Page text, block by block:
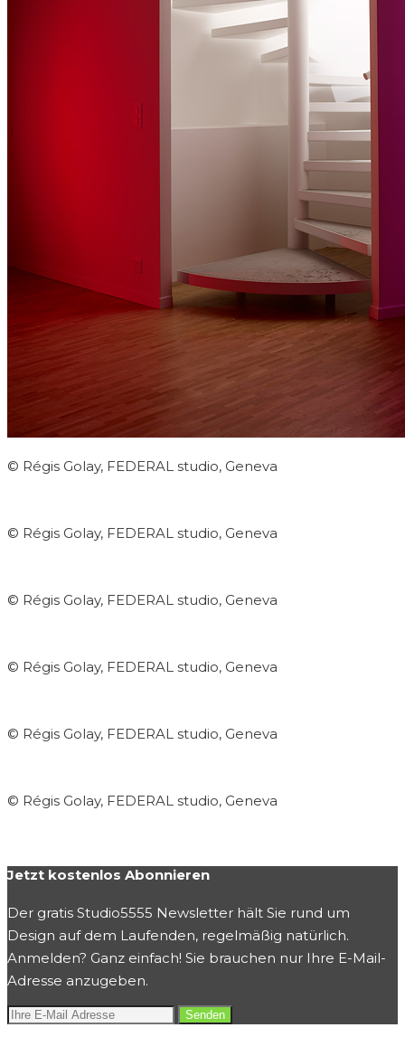
© Régis Golay, FEDERAL studio, Geneva
© Régis Golay, FEDERAL studio, Geneva
© Régis Golay, FEDERAL studio, Geneva
© Régis Golay, FEDERAL studio, Geneva
© Régis Golay, FEDERAL studio, Geneva
© Régis Golay, FEDERAL studio, Geneva
Jetzt kostenlos Abonnieren
Der gratis Studio5555 Newsletter hält Sie rund um
Design auf dem Laufenden, regelmäßig natürlich.
Anmelden? Ganz einfach! Sie brauchen nur Ihre E-Mail-
Adresse anzugeben.